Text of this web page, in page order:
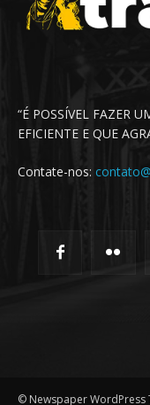
“É POSSÍVEL FAZER
EFICIENTE E QUE
Contate-nos:
© Newspaper WordPress